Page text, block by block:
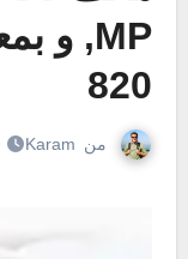
820
من Karam